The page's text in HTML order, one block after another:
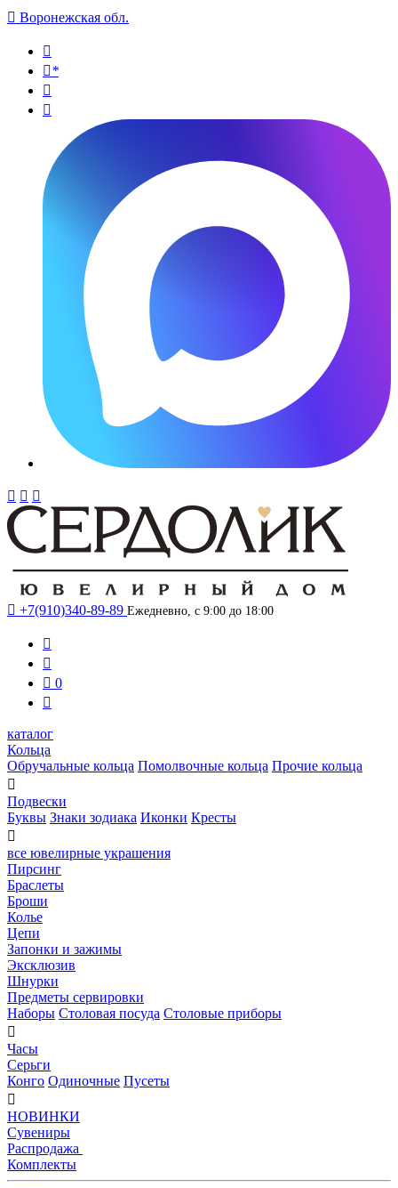
 Воронежская обл.

*


  
 +7(910)340-89-89 Ежедневно, с 9:00 до 18:00


 0

каталог
Кольца
Обручальные кольца Помолвочные кольца Прочие кольца

Подвески
Буквы Знаки зодиака Иконки Кресты

все ювелирные украшения
Пирсинг
Браслеты
Броши
Колье
Цепи
Запонки и зажимы
Эксклюзив
Шнурки
Предметы сервировки
Наборы Столовая посуда Столовые приборы

Часы
Серьги
Конго Одиночные Пусеты

НОВИНКИ
Сувениры
Распродажа
Комплекты